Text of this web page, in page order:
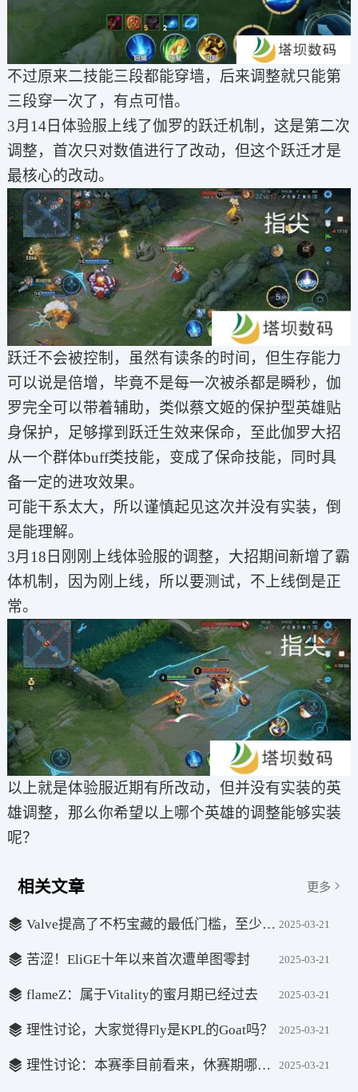
不过原来二技能三段都能穿墙，后来调整就只能第
三段穿一次了，有点可惜。
3月14日体验服上线了伽罗的跃迁机制，这是第二次
调整，首次只对数值进行了改动，但这个跃迁才是
最核心的改动。
跃迁不会被控制，虽然有读条的时间，但生存能力
可以说是倍增，毕竟不是每一次被杀都是瞬秒，伽
罗完全可以带着辅助，类似蔡文姬的保护型英雄贴
身保护，足够撑到跃迁生效来保命，至此伽罗大招
从一个群体buff类技能，变成了保命技能，同时具
备一定的进攻效果。
可能干系太大，所以谨慎起见这次并没有实装，倒
是能理解。
3月18日刚刚上线体验服的调整，大招期间新增了霸
体机制，因为刚上线，所以要测试，不上线倒是正
常。
以上就是体验服近期有所改动，但并没有实装的英
雄调整，那么你希望以上哪个英雄的调整能够实装
呢？
相关文章 更多
Valve提高了不朽宝藏的最低门槛，至少需要8500的天梯积分 2025-03-21
苦涩！EliGE十年以来首次遭单图零封 2025-03-21
flameZ：属于Vitality的蜜月期已经过去 2025-03-21
理性讨论，大家觉得Fly是KPL的Goat吗？ 2025-03-21
理性讨论：本赛季目前看来，休赛期哪笔交易是最值的？ 2025-03-21